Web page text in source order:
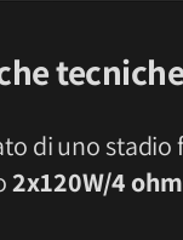
tecniche
di uno stadio
2x120W/4 ohm